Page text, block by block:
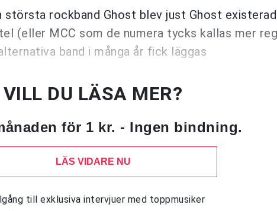
största rockband Ghost blev just Ghost
(eller MCC som de numera tycks kallas mer
band i många år fick läggas
VILL DU LÄSA MER?
för 1 kr. - Ingen bindning.
LÄS VIDARE NU
till exklusiva intervjuer med toppmusiker